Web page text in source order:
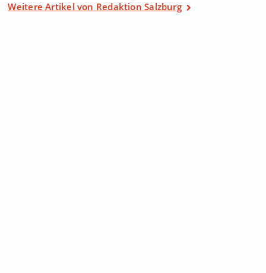
Weitere Artikel von Redaktion Salzburg